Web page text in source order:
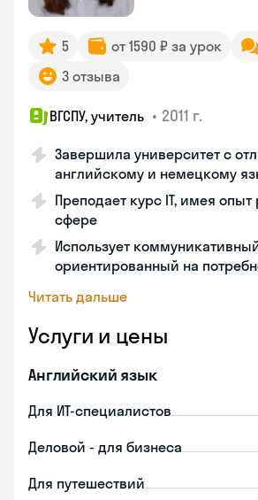
5 от 1590 ₽ за урок
3 отзыва
ВГСПУ, учитель • 2011 г.
Завершила университет с
английскому и немецкому
Преподает курс IT, имея опыт
сфере
Использует
ориентированный на
Читать дальше
Услуги и цены
Английский язык
Для ИТ-специалистов
Деловой - для бизнеса
Для путешествий